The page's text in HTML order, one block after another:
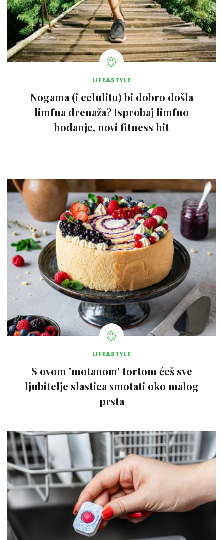
LIFE&STYLE
Nogama (i celulitu) bi dobro došla
limfna drenaža? Isprobaj limfno
hodanje, novi fitness hit
LIFE&STYLE
S ovom 'motanom' tortom ćeš sve
ljubitelje slastica smotati oko malog
prsta